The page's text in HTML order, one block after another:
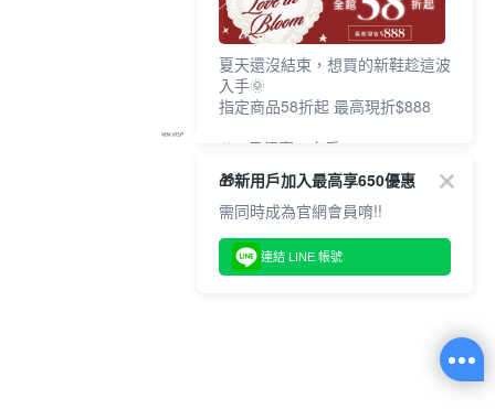
夏天還沒結束，想買的新鞋趁這波
入手🌞
指定商品58折起 最高現折$888
🎉 8月優惠一次看
①LINE購物最高10%回饋
②每周限定品現折200
③指定商品58折起 最高現折$888
上班鞋、休閒鞋、涼鞋一次逛齊
好搭、出遊好走、聚會也漂亮
🎁新用戶加入最高享650優惠
需同時成為官網會員唷!!
連結 LINE 帳號